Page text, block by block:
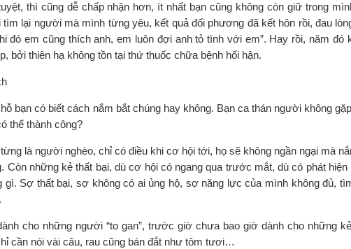
thì cũng dễ chấp nhận hơn, ít nhất bạn cũng không còn giữ trong
lại người mà mình từng yêu, kết quả đối phương đã kết hôn rồi, đau
đó em cũng thích anh, em luôn đợi anh tỏ tình với em”. Hay rồi, năm đó
bởi thiên hạ không tồn tại thứ thuốc chữa bệnh hối hận.
bạn có biết cách nắm bắt chúng hay không. Bạn ca thán người không
thể thành công?
là người nghèo, chỉ có điều khi cơ hội tới, họ sẽ không ngần ngại mà
Còn những kẻ thất bại, dù cơ hội có ngang qua trước mắt, dù có phát
gì. Sợ thất bại, sợ không có ai ủng hộ, sợ năng lực của mình không đủ,
cho những người “to gan”, trước giờ chưa bao giờ dành cho những kẻ
cần nói vài câu, rau cũng bán đắt như tôm tươi…